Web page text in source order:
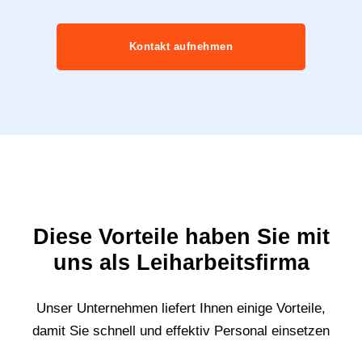
Kontakt aufnehmen
Diese Vorteile haben Sie mit
uns als Leiharbeitsfirma
Unser Unternehmen liefert Ihnen einige Vorteile,
damit Sie schnell und effektiv Personal einsetzen